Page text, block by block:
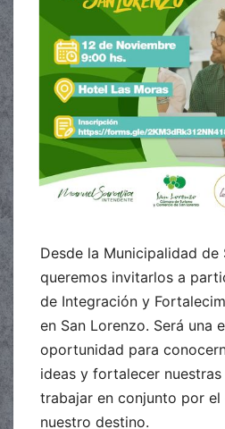
Desde la Municipalidad de
queremos invitarlos a
de Integración y
en San Lorenzo. Será una
oportunidad para
ideas y fortalecer
trabajar en conjunto por
nuestro destino.